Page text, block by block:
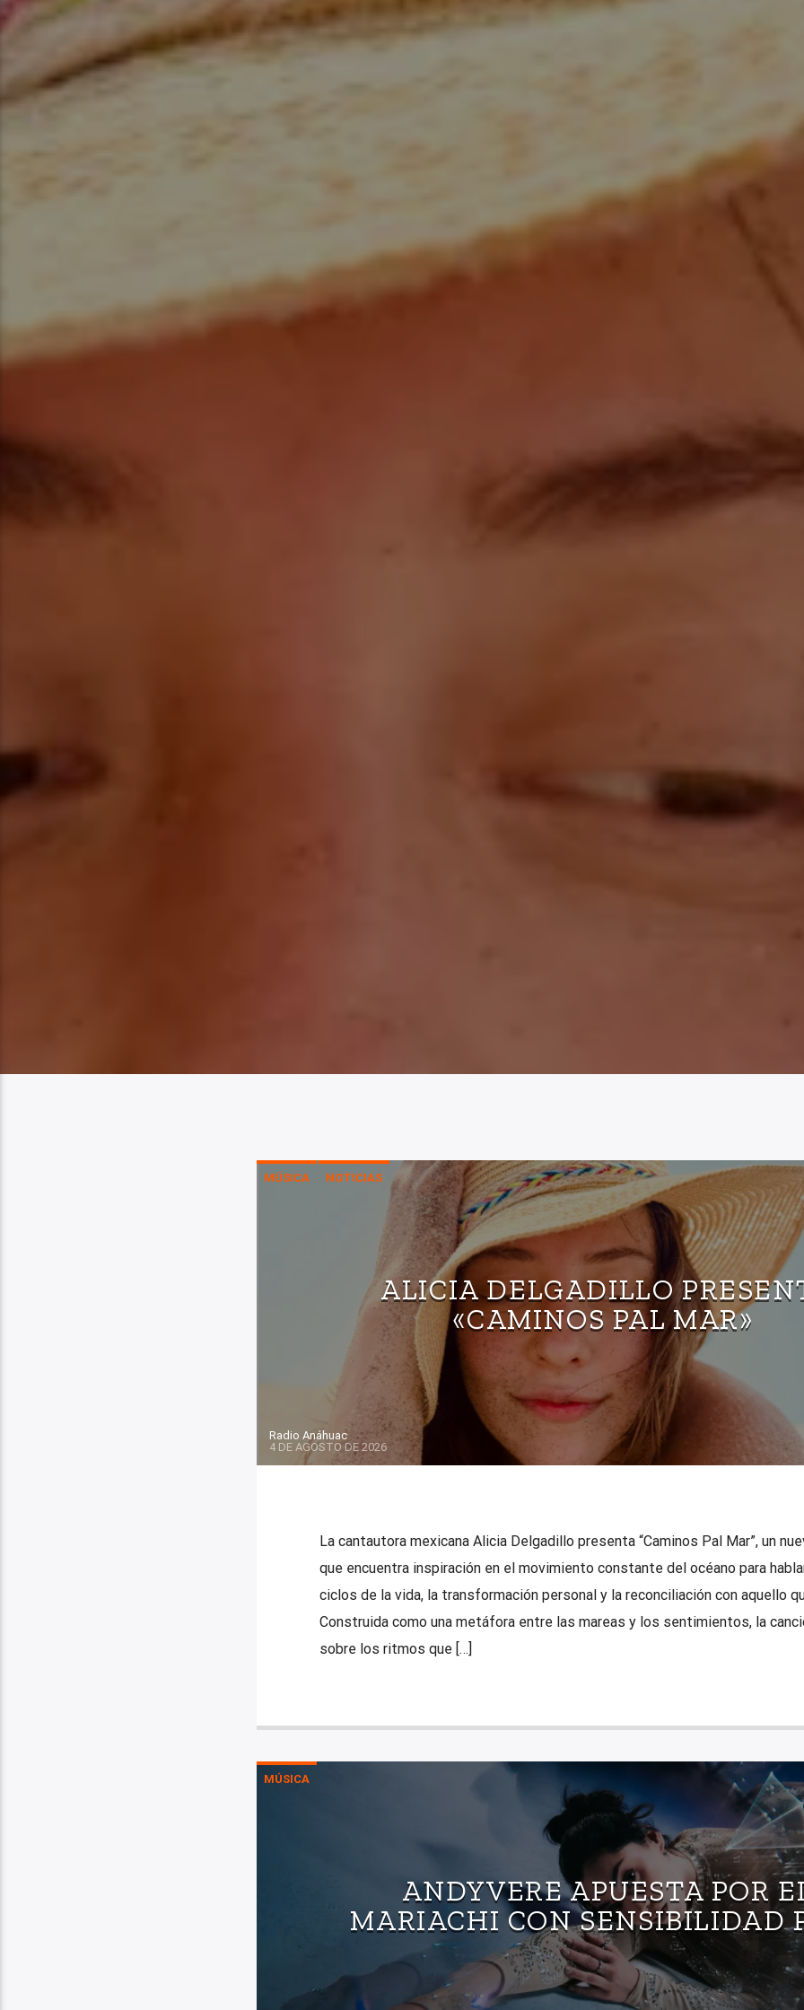
MÚSICA NOTICIAS
ALICIA DELGADILLO
«CAMINOS PAL MAR»
Radio Anáhuac
4 DE AGOSTO DE 2026
La cantautora mexicana Alicia Delgadillo presenta “Caminos Pal Mar”, un
que encuentra inspiración en el movimiento constante del océano para
ciclos de la vida, la transformación personal y la reconciliación con aquello
Construida como una metáfora entre las mareas y los sentimientos, la
sobre los ritmos que […]
MÚSICA
ANDYVERE APUESTA POR
MARIACHI CON SENSIBILIDAD